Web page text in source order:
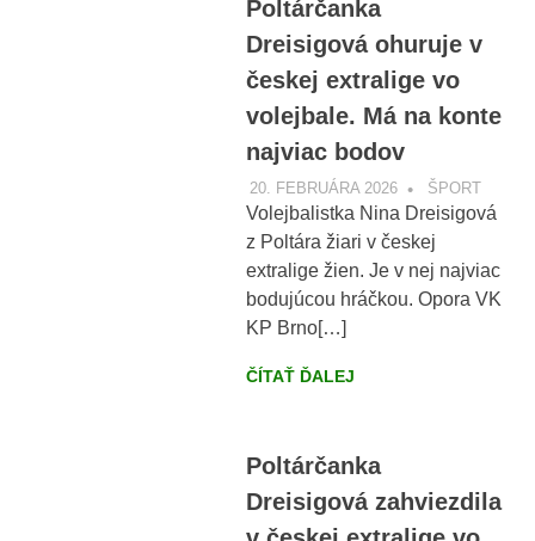
Poltárčanka
Dreisigová ohuruje v
českej extralige vo
volejbale. Má na konte
najviac bodov
20. FEBRUÁRA 2026 VOBRAZE.SK
ŠPORT
Volejbalistka Nina Dreisigová
z Poltára žiari v českej
extralige žien. Je v nej najviac
bodujúcou hráčkou. Opora VK
KP Brno[…]
ČÍTAŤ ĎALEJ
Poltárčanka
Dreisigová zahviezdila